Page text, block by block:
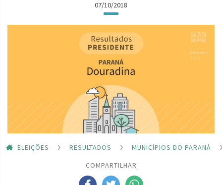
07/10/2018
ELEIÇÕES RESULTADOS
MUNICÍPIOS DO PARANÁ
COMPARTILHAR